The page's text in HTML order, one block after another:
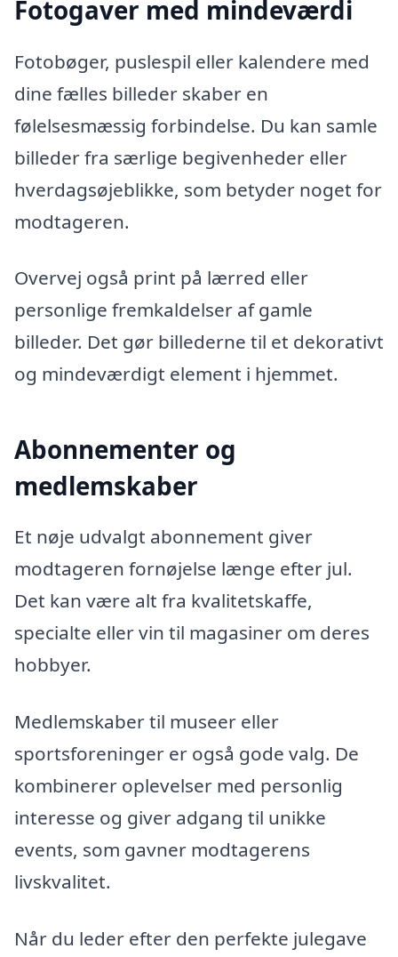
Fotogaver med mindeværdi
Fotobøger, puslespil eller kalendere med
dine fælles billeder skaber en
følelsesmæssig forbindelse. Du kan samle
billeder fra særlige begivenheder eller
hverdagsøjeblikke, som betyder noget for
modtageren.
Overvej også print på lærred eller
personlige fremkaldelser af gamle
billeder. Det gør billederne til et dekorativt
og mindeværdigt element i hjemmet.
Abonnementer og
medlemskaber
Et nøje udvalgt abonnement giver
modtageren fornøjelse længe efter jul.
Det kan være alt fra kvalitetskaffe,
specialte eller vin til magasiner om deres
hobbyer.
Medlemskaber til museer eller
sportsforeninger er også gode valg. De
kombinerer oplevelser med personlig
interesse og giver adgang til unikke
events, som gavner modtagerens
livskvalitet.
Når du leder efter den perfekte julegave